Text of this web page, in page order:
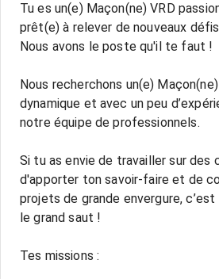
Tu es un(e) Maçon(ne) VRD
prêt(e) à relever de nouveaux
Nous avons le poste qu'il te faut !
Nous recherchons un(e)
dynamique et avec un peu
notre équipe de professionnels.
Si tu as envie de travailler sur des
d'apporter ton savoir-faire et de
projets de grande envergure,
le grand saut !
Tes missions :